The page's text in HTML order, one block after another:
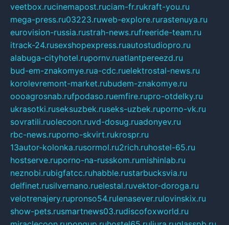
veetbox.rucinemapost.ruciam-fr.rukraft-you.ru
mega-press.ru03223.ruweb-explore.rurastenuya.ru
eurovision-russia.rustrah-news.rufreeride-team.ru
itrack-24.rusexshopexpress.ruautostudiopro.ru
alabuga-cityhotel.rupornv.ruatlantpereezd.ru
bud-em-znakomye.rua-cdc.ruelektrostal-news.ru
korolevremont-market.rubudem-znakomye.ru
oooagrosnab.rufpodaso.ruemfire.rupro-otdelky.ru
ukrasotki.ruseksuzbek.ruseks-uzbek.ruporno-vk.ru
sovratili.ruolecoon.ruvd-dosug.ruadonyev.ru
rbc-news.ruporno-skvirt.rukrospr.ru
13autor-kolonka.rusormol.ru2rich.ruhostel-65.ru
hostserve.ruporno-na-russkom.rumishinlab.ru
neznobi.rubigfatcc.ruhabble.rustarbucksvia.ru
delfinet.rusilvernano.ruelestal.ruvektor-doroga.ru
velotrenajery.rupronso54.rulenasever.rulovinskix.ru
show-pets.rusmartnews03.rudiscofoxworld.ru